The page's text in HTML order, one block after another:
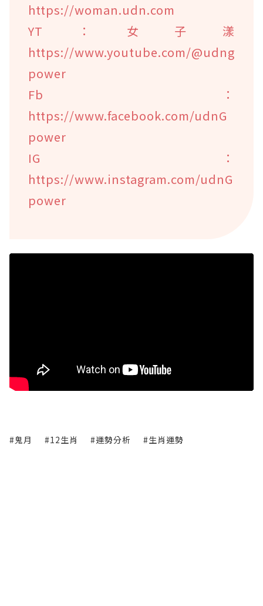
https://woman.udn.com
YT：女子漾
https://www.youtube.com/@udng
power
Fb：
https://www.facebook.com/udnG
power
IG：
https://www.instagram.com/udnG
power
#鬼月 #12生肖 #運勢分析 #生肖運勢